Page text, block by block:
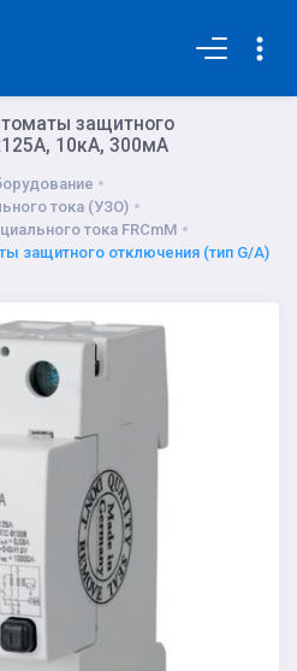
защитного
10кА, 300мА
тока (УЗО)
тока FRCmM
защитного отключения (тип G/A)